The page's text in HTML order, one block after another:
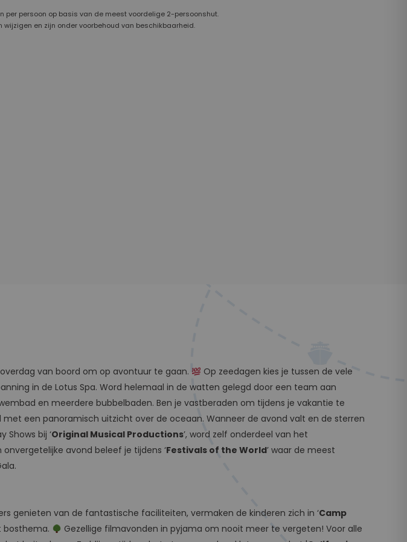
per persoon op basis van de meest voordelige 2-persoonshut.
wijzigen en zijn onder voorbehoud van beschikbaarheid.
van boord om op avontuur te gaan.
Op zeedagen kies je tussen de vele
in de Lotus Spa. Word helemaal in de watten gelegd door een team aan
en meerdere bubbelbaden. Ben je vastberaden om tijdens je vakantie te
een panoramisch uitzicht over de oceaan. Wanneer de avond valt en de sterren
Shows bij ‘Original Musical Productions’, word zelf onderdeel van het
onvergetelijke avond beleef je tijdens ‘Festivals of the World’ waar de meest
genieten van de fantastische faciliteiten, vermaken de kinderen zich in ‘Camp
bosthema.
Gezellige filmavonden in pyjama om nooit meer te vergeten! Voor alle